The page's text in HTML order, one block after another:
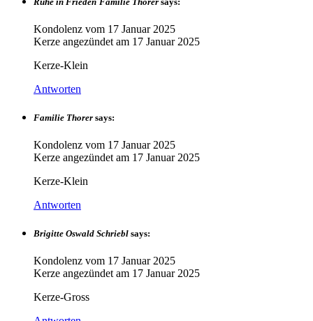
Kondolenz vom 17 Januar 2025
Kerze angezündet am 17 Januar 2025
Kerze-Klein
Antworten
Familie Thorer says:
Kondolenz vom 17 Januar 2025
Kerze angezündet am 17 Januar 2025
Kerze-Klein
Antworten
Brigitte Oswald Schriebl says:
Kondolenz vom 17 Januar 2025
Kerze angezündet am 17 Januar 2025
Kerze-Gross